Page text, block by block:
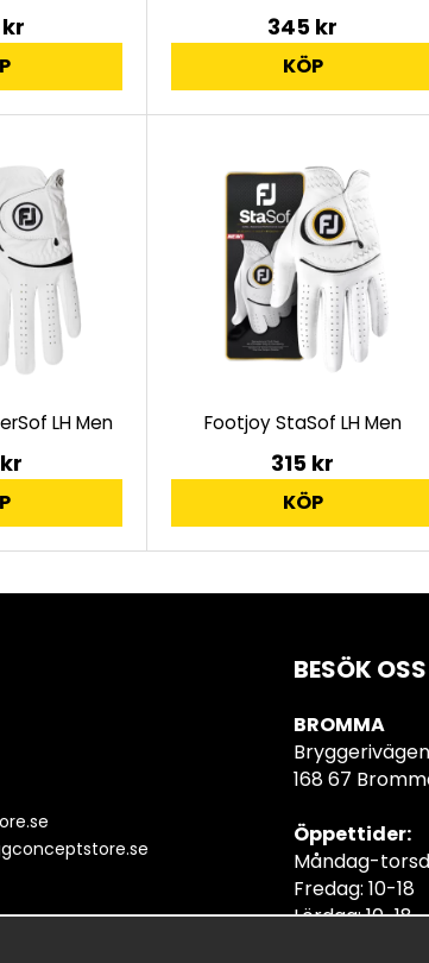
345 kr
KÖP
LH Men Footjoy StaSof LH Men
315 kr
KÖP
BESÖK OSS
BROMMA
168 67
Öppettider:
Måndag-
Fredag: 10-18
Lördag: 10-18